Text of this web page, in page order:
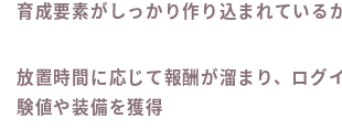
育成要素がしっかり作り込まれている
放置時間に応じて報酬が溜まり、ログ
験値や装備を獲得